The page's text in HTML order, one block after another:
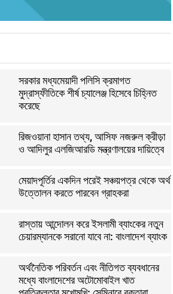
সরকার মধ্যমেয়াদী পলিসি ক্রমাগত
মুদ্রাস্ফীতিকে শীর্ষ চ্যালেঞ্জ হিসেবে চিহ্নিত
করেছে
রিজওয়ানা হাসান তথ্য, আসিফ নজরুল ক্রীড়া
ও আদিলুর এলজিআরডি মন্ত্রণালয়ের দায়িত্বে
মেয়াদপূর্তির একদিন পরেই সঞ্চয়পত্র থেকে অর্থ
উত্তোলন করতে পারবেন গ্রাহকরা
রাস্তায় আন্দোলন করে ইসলামী ব্যাংকের নতুন
চেয়ারম্যানকে সরানো যাবে না: বাংলাদেশ ব্যাংক
অর্থনৈতিক পরিবর্তন এবং নীতিগত ব্যবধানের
মধ্যে বাংলাদেশের অটোমোবাইল খাত